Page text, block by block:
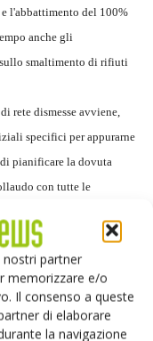
nostri partner
memorizzare e/o
Il consenso a queste
di elaborare
la navigazione
l'abbattimento del 100%
anche gli
smaltimento di rifiuti
rete dismesse avviene,
specifici per appurarne
pianificare la dovuta
con tutte le
e il perfetto
nessuno escluso,
di personale
alle aziende un